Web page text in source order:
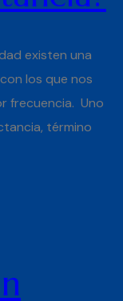
existen una
los que nos
frecuencia. Uno
término